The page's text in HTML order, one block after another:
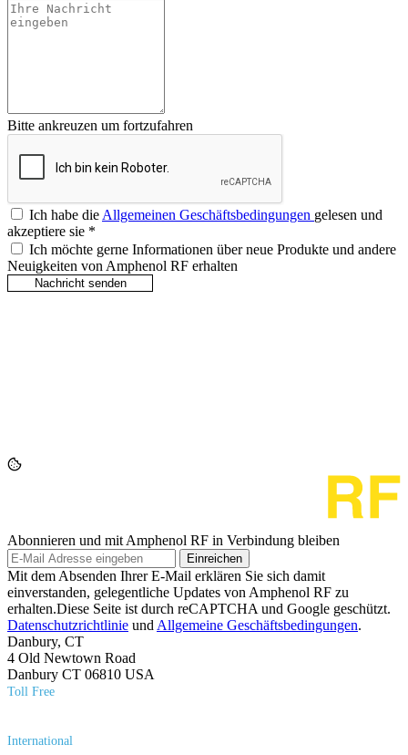
Bitte ankreuzen um fortzufahren
Ich habe dieAllgemeinen Geschäftsbedingungen gelesen und
akzeptiere sie *
Ich möchte gerne Informationen über neue Produkte und andere
Neuigkeiten von Amphenol RF erhalten
Abonnieren und mit Amphenol RF in Verbindung bleiben
Einreichen
Mit dem Absenden Ihrer E-Mail erklären Sie sich damit
einverstanden, gelegentliche Updates von Amphenol RF zu
erhalten.Diese Seite ist durch reCAPTCHA und Google geschützt.
Datenschutzrichtlinie und Allgemeine Geschäftsbedingungen.
Danbury, CT
4 Old Newtown Road
Danbury CT 06810 USA
Toll Free
International